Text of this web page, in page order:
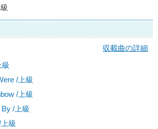
収載曲の詳細
/上級
/上級
/上級
級